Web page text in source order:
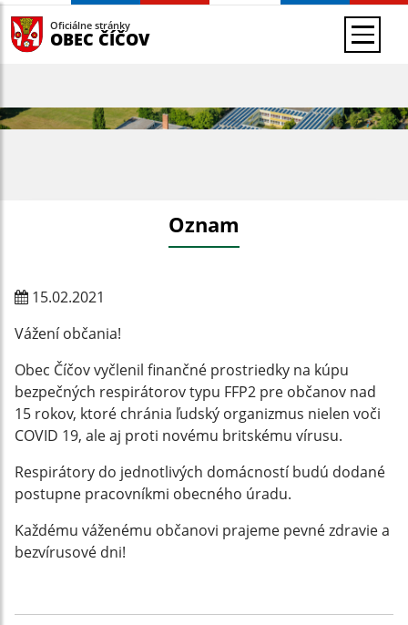
Oficiálne stránky
OBEC ČÍČOV
Oznam
15.02.2021
Vážení občania!
Obec Číčov vyčlenil finančné prostriedky na kúpu
bezpečných respirátorov typu FFP2 pre občanov nad
15 rokov, ktoré chránia ľudský organizmus nielen voči
COVID 19, ale aj proti novému britskému vírusu.
Respirátory do jednotlivých domácností budú dodané
postupne pracovníkmi obecného úradu.
Každému váženému občanovi prajeme pevné zdravie a
bezvírusové dni!